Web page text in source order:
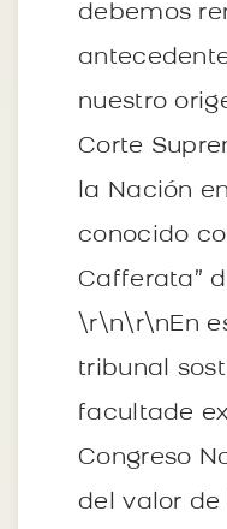
debemos
nuestro
Corte
la Nación
conocido
Cafferata”
\r\n\r\nEn
tribunal
facultade
Congreso
del valor